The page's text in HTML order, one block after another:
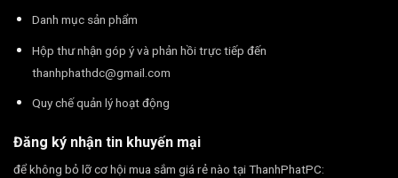
Danh mục sản phẩm
Hộp thư nhận góp ý và phản hồi trực tiếp đến
thanhphathdc@gmail.com
Quy chế quản lý hoạt động
Đăng ký nhận tin khuyến mại
để không bỏ lỡ cơ hội mua sắm giá rẻ nào tại ThanhPhatPC: